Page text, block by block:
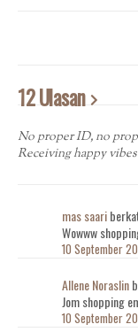
12 Ulasan
No proper ID, no
Receiving happy
mas saari
Wowww
10 September
Allene Noraslin
Jom shopping
10 September